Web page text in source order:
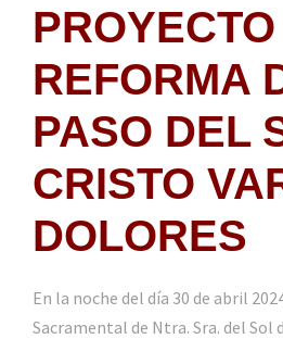
REFORMA
PASO DEL
CRISTO
DOLORES
En la noche del día 30 de abril
Sacramental de Ntra. Sra. del Sol